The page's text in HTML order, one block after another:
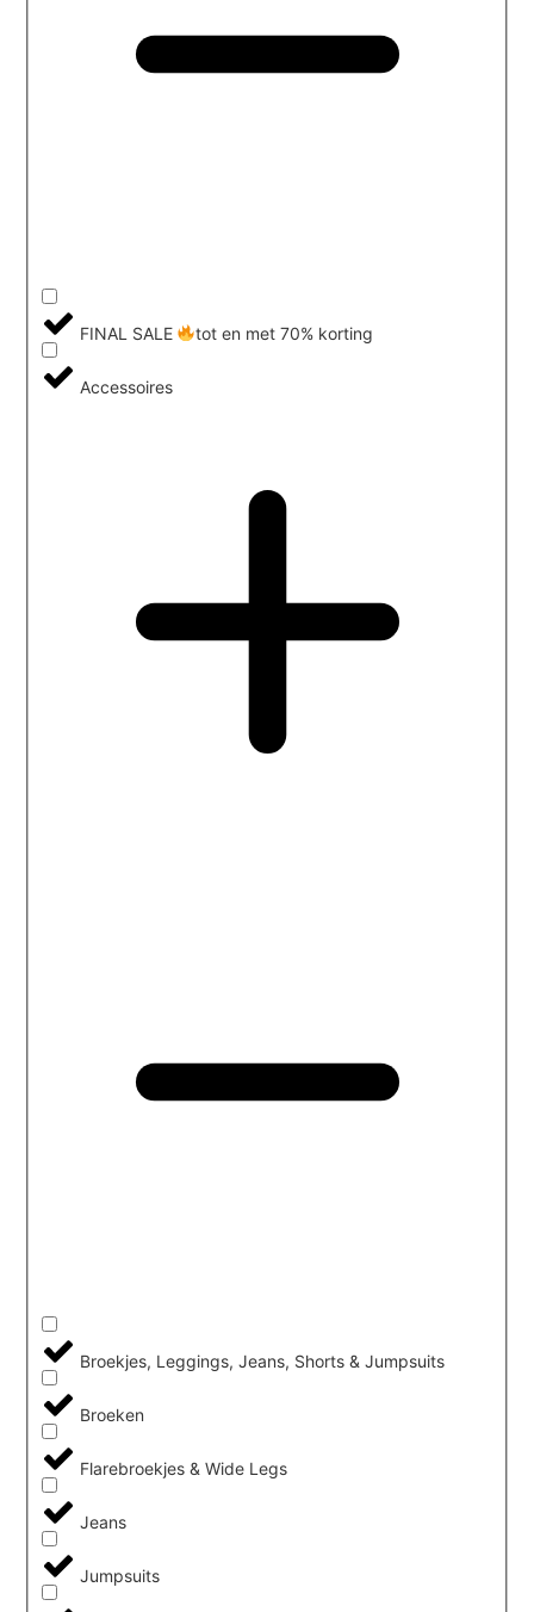
FINAL SALE tot en met 70% korting
Accessoires
Broekjes, Leggings, Jeans, Shorts & Jumpsuits
Broeken
Flarebroekjes & Wide Legs
Jeans
Jumpsuits